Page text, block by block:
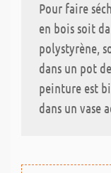
Pour faire
en bois soit
polystyrène,
dans un pot
peinture est
dans un vase